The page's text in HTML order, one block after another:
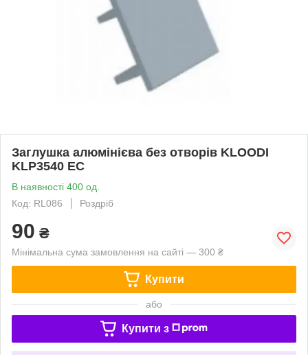
Заглушка алюмінієва без отворів KLOODI
KLP3540 EC
В наявності 400 од.
Код: RL086
Роздріб
90 ₴
Мінімальна сума замовлення на сайті — 300 ₴
Купити
або
Купити з